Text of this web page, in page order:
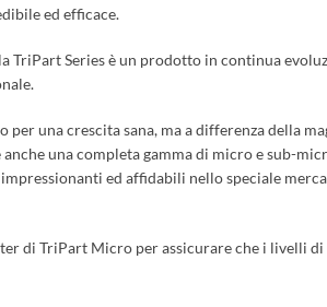
ed efficace.
Series è un prodotto in continua
una crescita sana, ma a differenza della
una completa gamma di micro e sub-
ed affidabili nello speciale
di TriPart Micro per assicurare che i livelli